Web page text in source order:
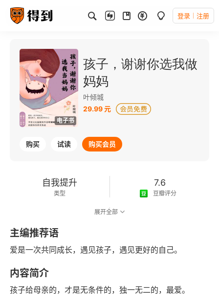
登录 注册
电子书
孩子，谢谢你选我做
妈妈
叶倾城
29.99 元
购买 试读 购买会员
自我提升
类型
7.6
豆瓣评分
2024-04-01
发行日期
展开全部
主编推荐语
爱是一次共同成长，遇见孩子，遇见更好的自己。
内容简介
孩子给母亲的，才是无条件的，独一无二的，最爱。